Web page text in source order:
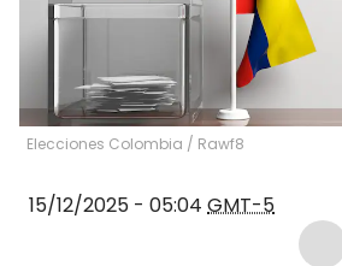
Elecciones Colombia / Rawf8
15/12/2025 - 05:04 GMT-5